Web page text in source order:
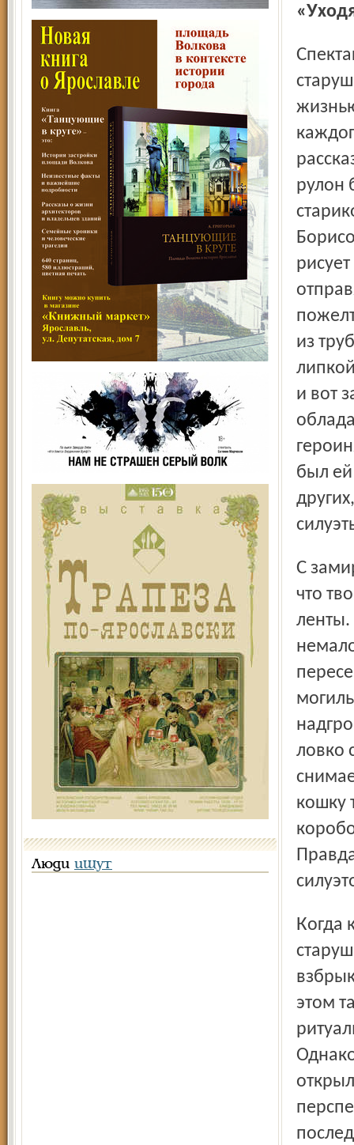
Люди ищут
Спектакль рассказывает о том, как хрупкая одинокая
рулон
из
и вот
был ей
С замирающим от восторга дыханием наблюдаешь за тем,
что
ловко
кошку
Когда ком стоит в горле и предательски щиплет в носу,
этом